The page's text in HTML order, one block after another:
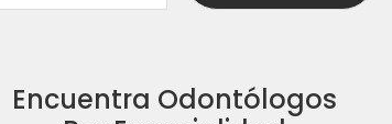
Encuentra Odontólogos